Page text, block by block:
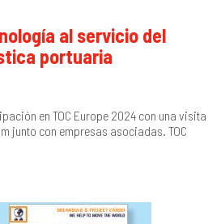
al servicio del
portuaria
en TOC Europe 2024 con una visita
junto con empresas asociadas. TOC